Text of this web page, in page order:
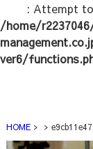
: Attempt
/home/
ver6/
HOME